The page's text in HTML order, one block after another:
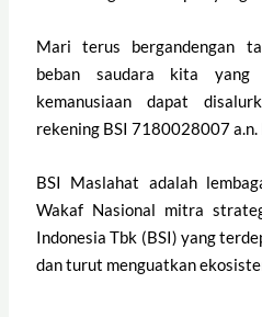
Mari terus bergandengan
beban saudara kita yang
kemanusiaan dapat
rekening BSI 7180028007 a.n.
BSI Maslahat adalah
Wakaf Nasional mitra
Indonesia Tbk (BSI) yang
dan turut menguatkan